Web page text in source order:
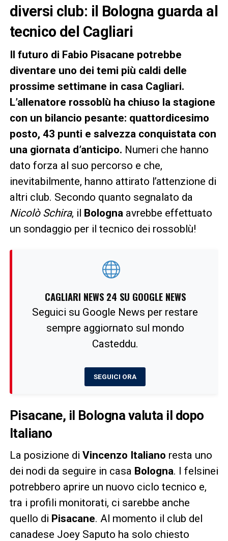
diversi club: il Bologna guarda al
tecnico del Cagliari
Il futuro di Fabio Pisacane potrebbe
diventare uno dei temi più caldi delle
prossime settimane in casa Cagliari.
L’allenatore rossoblù ha chiuso la stagione
con un bilancio pesante: quattordicesimo
posto, 43 punti e salvezza conquistata con
una giornata d’anticipo. Numeri che hanno
dato forza al suo percorso e che,
inevitabilmente, hanno attirato l’attenzione di
altri club. Secondo quanto segnalato da
Nicolò Schira, il Bolognaavrebbe effettuato
un sondaggio per il tecnico dei rossoblù!
CAGLIARI NEWS 24 SU GOOGLE NEWS
Seguici su Google News per restare
sempre aggiornato sul mondo
Casteddu.
SEGUICI ORA
Pisacane, il Bologna valuta il dopo
Italiano
La posizione di Vincenzo Italiano resta uno
dei nodi da seguire in casa Bologna. I felsinei
potrebbero aprire un nuovo ciclo tecnico e,
tra i profili monitorati, ci sarebbe anche
quello di Pisacane. Al momento il club del
canadese Joey Saputo ha solo chiesto